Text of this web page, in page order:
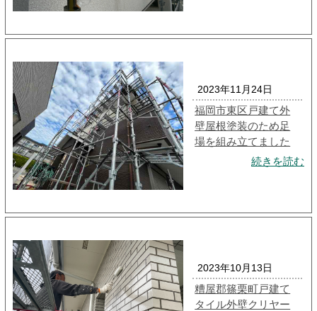
2023年11月24日
福岡市東区戸建て外
壁屋根塗装のため足
場を組み立てました
続きを読む
2023年10月13日
糟屋郡篠栗町戸建て
タイル外壁クリヤー